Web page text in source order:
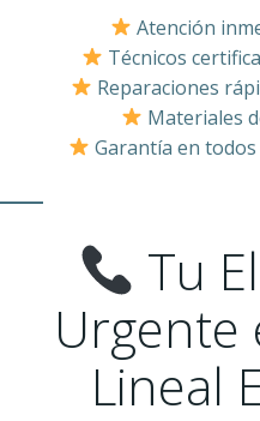
Atención
Técnicos
Reparaciones
Materiales
Garantía en
Tu
Urgente
Lineal